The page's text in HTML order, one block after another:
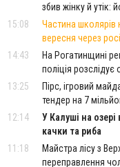
збив жінку й утік:
15:08
Частина школярів
вересня через
14:43
На Рогатинщині
поліція
13:25
Пірс, ігровий
тендер на 7
12:14
У Калуші на
качки та риба
11:18
Майстра лісу з
переправлення